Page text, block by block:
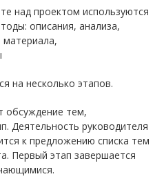
над проектом используются
описания, анализа,
на несколько этапов.
обсуждение тем,
Деятельность руководителя
к предложению списка тем
Первый этап завершается